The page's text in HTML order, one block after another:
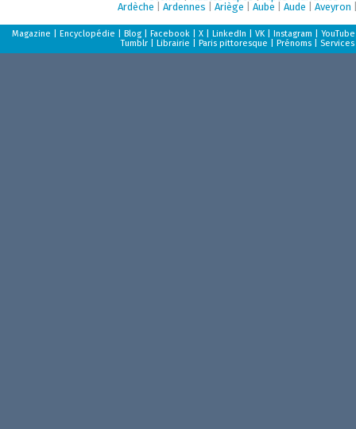
Ardèche |Ardennes |Ariège |Aube |Aude |Aveyron
Magazine |Encyclopédie |Blog |Facebook |X |LinkedIn |VK |Instagram |YouTube
Tumblr |Librairie |Paris pittoresque |Prénoms Services